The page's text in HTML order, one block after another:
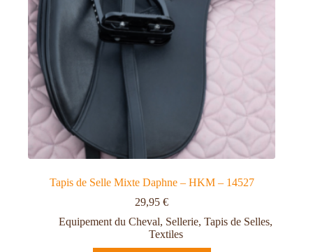
Tapis de Selle Mixte Daphne – HKM – 14527
29,95€
Equipement du Cheval, Sellerie,Tapis de Selles,
Textiles